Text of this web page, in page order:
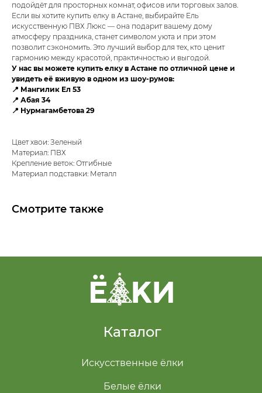
подойдёт для просторных комнат, офисов или торговых залов.
Если вы хотите купить елку в Астане, выбирайте Ель
искусственную ПВХ Люкс — она подарит вашему дому
атмосферу праздника, станет символом уюта и при этом
позволит сэкономить. Это лучший выбор для тех, кто ценит
гармонию между красотой, практичностью и выгодой.
У нас вы можете купить елку в Астане по отличной цене и
увидеть её вживую в одном из шоу-румов:
📍 Мангилик Ел 53
📍 Абая 34
📍 Нурмагамбетова 29
Цвет хвои: Зеленый
Материал: ПВХ
Крепление веток: Отгибные
Материал подставки: Металл
Смотрите также
Каталог
Искусственные ёлки
Белые ёлки